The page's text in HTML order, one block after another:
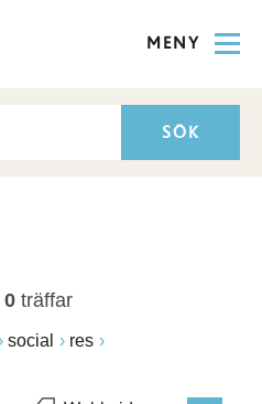
MENY
0 träffar
social res